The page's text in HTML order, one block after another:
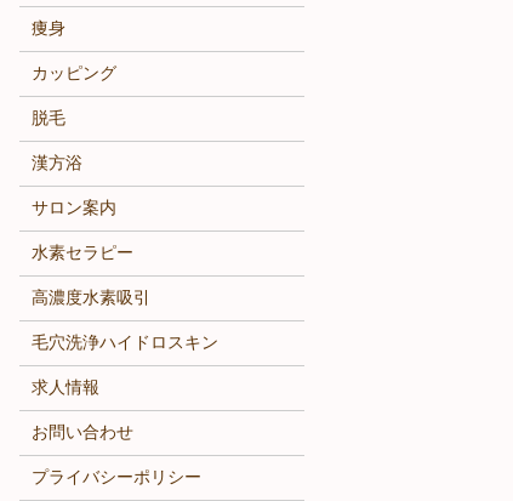
痩身
カッピング
脱毛
漢方浴
サロン案内
水素セラピー
高濃度水素吸引
毛穴洗浄ハイドロスキン
求人情報
お問い合わせ
プライバシーポリシー